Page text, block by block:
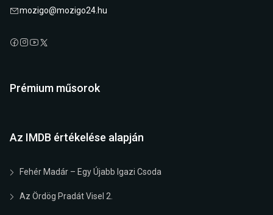
mozigo@mozigo24.hu
Prémium műsorok
Az IMDB értékelése alapján
Fehér Madár – Egy Újabb Igazi Csoda
Az Ördög Pradát Visel 2.